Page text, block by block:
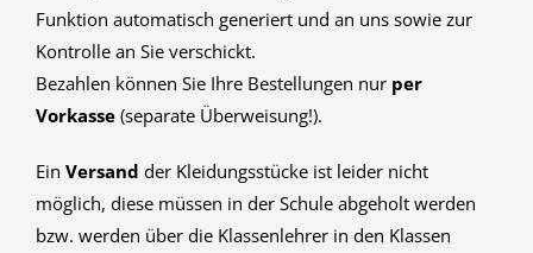
Funktion automatisch generiert und an uns sowie zur
Kontrolle an Sie verschickt.
Bezahlen können Sie Ihre Bestellungen nur per
Vorkasse (separate Überweisung!).
Ein Versand der Kleidungsstücke ist leider nicht
möglich, diese müssen in der Schule abgeholt werden
bzw. werden über die Klassenlehrer in den Klassen